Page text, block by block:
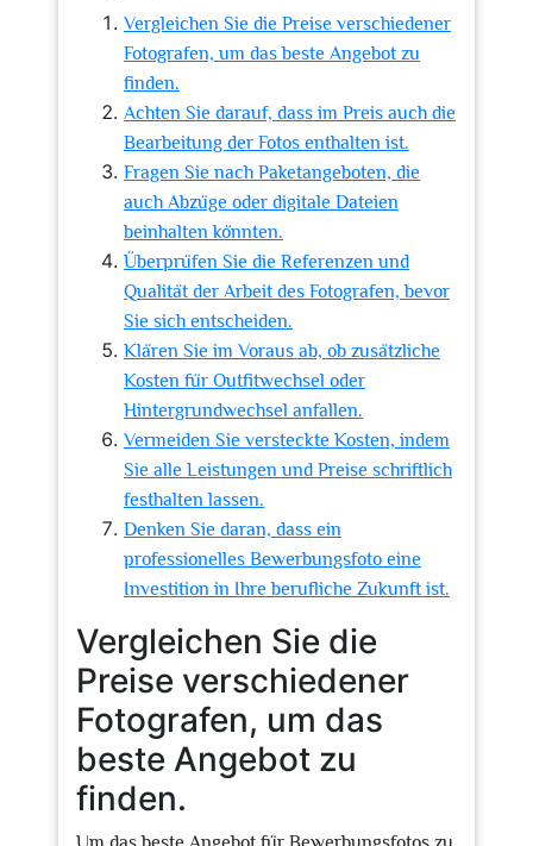
Vergleichen Sie die Preise verschiedener
Fotografen, um das beste Angebot zu
finden.
Achten Sie darauf, dass im Preis auch die
Bearbeitung der Fotos enthalten ist.
Fragen Sie nach Paketangeboten, die
auch Abzüge oder digitale Dateien
beinhalten könnten.
Überprüfen Sie die Referenzen und
Qualität der Arbeit des Fotografen, bevor
Sie sich entscheiden.
Klären Sie im Voraus ab, ob zusätzliche
Kosten für Outfitwechsel oder
Hintergrundwechsel anfallen.
Vermeiden Sie versteckte Kosten, indem
Sie alle Leistungen und Preise schriftlich
festhalten lassen.
Denken Sie daran, dass ein
professionelles Bewerbungsfoto eine
Investition in Ihre berufliche Zukunft ist.
Vergleichen Sie die
Preise verschiedener
Fotografen, um das
beste Angebot zu
finden.